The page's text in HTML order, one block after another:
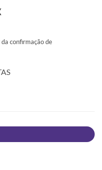
confirmação de